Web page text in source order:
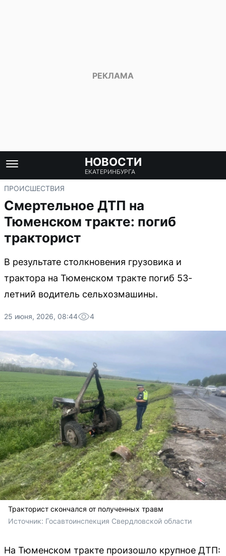
НОВОСТИ
ЕКАТЕРИНБУРГА
ПРОИСШЕСТВИЯ
Смертельное ДТП на
Тюменском тракте: погиб
тракторист
В результате столкновения грузовика и
трактора на Тюменском тракте погиб 53-
летний водитель сельхозмашины.
25 июня, 2026, 08:44 4
Тракторист скончался от полученных травм
Источник: Госавтоинспекция Свердловской области
На Тюменском тракте произошло крупное ДТП: